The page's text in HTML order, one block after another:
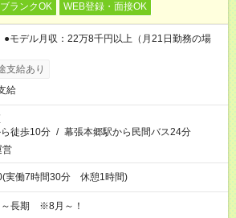
ブランクOK WEB登録・面接OK
モデル月収：22万8千円以上（月21日勤務の場
支給あり
給
徒歩10分 / 幕張本郷駅から民間バス24分
実働7時間30分 休憩1時間)
～長期 ※8月～！